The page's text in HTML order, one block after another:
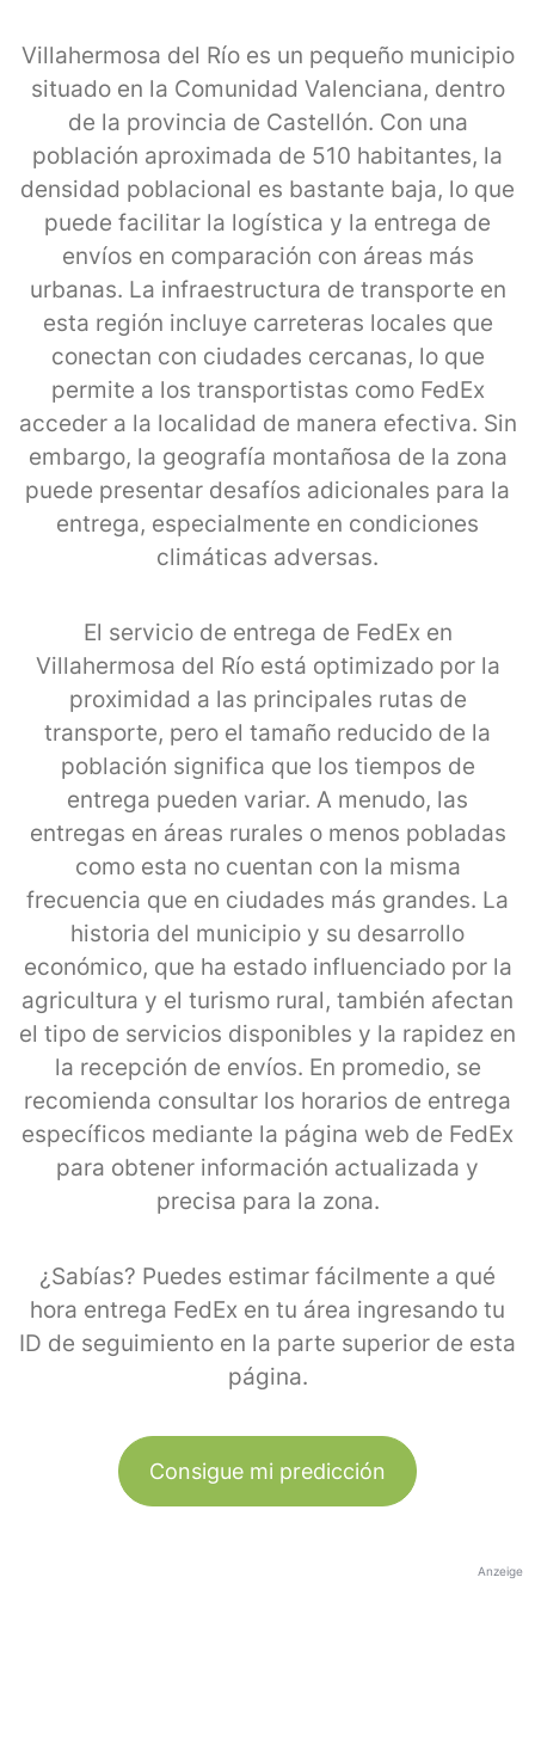
Villahermosa del Río es un pequeño municipio
situado en la Comunidad Valenciana, dentro
de la provincia de Castellón. Con una
población aproximada de 510 habitantes, la
densidad poblacional es bastante baja, lo que
puede facilitar la logística y la entrega de
envíos en comparación con áreas más
urbanas. La infraestructura de transporte en
esta región incluye carreteras locales que
conectan con ciudades cercanas, lo que
permite a los transportistas como FedEx
acceder a la localidad de manera efectiva. Sin
embargo, la geografía montañosa de la zona
puede presentar desafíos adicionales para la
entrega, especialmente en condiciones
climáticas adversas.
El servicio de entrega de FedEx en
Villahermosa del Río está optimizado por la
proximidad a las principales rutas de
transporte, pero el tamaño reducido de la
población significa que los tiempos de
entrega pueden variar. A menudo, las
entregas en áreas rurales o menos pobladas
como esta no cuentan con la misma
frecuencia que en ciudades más grandes. La
historia del municipio y su desarrollo
económico, que ha estado influenciado por la
agricultura y el turismo rural, también afectan
el tipo de servicios disponibles y la rapidez en
la recepción de envíos. En promedio, se
recomienda consultar los horarios de entrega
específicos mediante la página web de FedEx
para obtener información actualizada y
precisa para la zona.
¿Sabías? Puedes estimar fácilmente a qué
hora entrega FedEx en tu área ingresando tu
ID de seguimiento en la parte superior de esta
página.
Consigue mi predicción
Anzeige